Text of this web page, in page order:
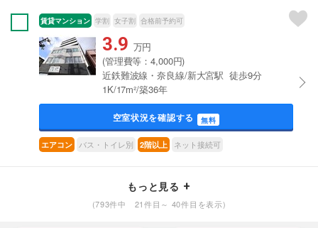
賃貸マンション 学割 女子割 合格前予約可
3.9 万円
(管理費等：4,000円)
近鉄難波線・奈良線/新大宮駅 徒歩9分
1K/17m²/築36年
空室状況を確認する 無料
エアコン バス・トイレ別 2階以上 ネット接続可
もっと見る
(793件中 21件目～ 40件目を表示)